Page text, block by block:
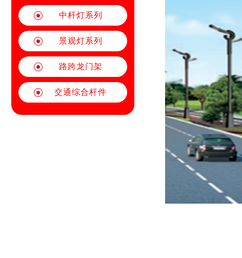
中杆灯系列
景观灯系列
路跨龙门架
交通综合杆件